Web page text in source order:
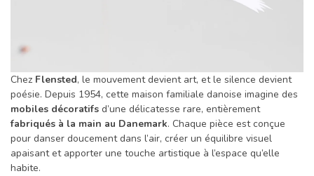
Chez Flensted, le mouvement devient art, et le silence devient
poésie. Depuis 1954, cette maison familiale danoise imagine des
mobiles décoratifs d’une délicatesse rare, entièrement
fabriqués à la main au Danemark. Chaque pièce est conçue
pour danser doucement dans l’air, créer un équilibre visuel
apaisant et apporter une touche artistique à l’espace qu’elle
habite.